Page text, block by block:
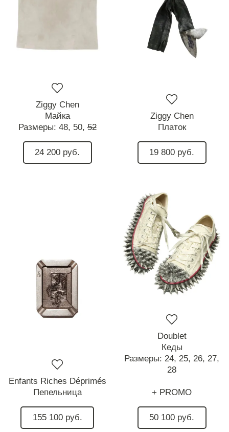
Ziggy Chen
Майка
Размеры: 48, 50, 52
24 200 руб.
Ziggy Chen
Платок
19 800 руб.
Enfants Riches Déprimés
Пепельница
155 100 руб.
Doublet
Кеды
Размеры: 24, 25, 26, 27,
28
+ PROMO
50 100 руб.